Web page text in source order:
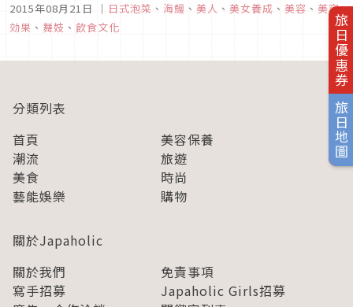
旅日優惠券
旅日地圖
人印象深刻。象徵著這樣的京美人的，就是京都花街的舞妓們
了。兼具美貌以及風格的舞妓們，是日本女性們憧憬的對象。雖
2015年08月21日 ｜ 日式泡菜 、 海鰻 、 美人 、 美女養成 、 美容 、 美容
効果 、 舞妓 、 飲食文化
分類列表
首頁
美容保養
潮流
旅遊
美食
時尚
藝能娛樂
購物
關於Japaholic
關於我們
免責事項
寫手招募
Japaholic Girls招募